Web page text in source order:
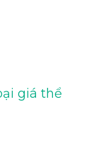
giá thể